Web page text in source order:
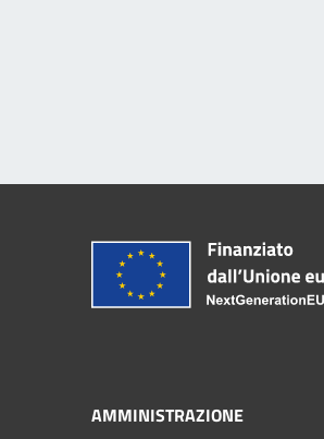
AMMINISTRAZIONE